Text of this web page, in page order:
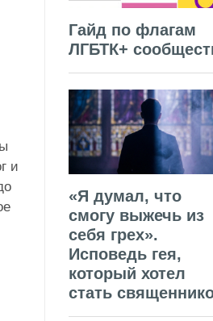
и
Гайд по флагам
ЛГБТК+
«Я думал, что
смогу выжечь из
себя грех».
Исповедь гея,
который хотел
стать